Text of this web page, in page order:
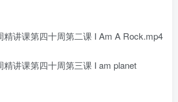
精讲课第四十周第二课 I Am A Rock.mp4
精讲课第四十周第三课 I am planet